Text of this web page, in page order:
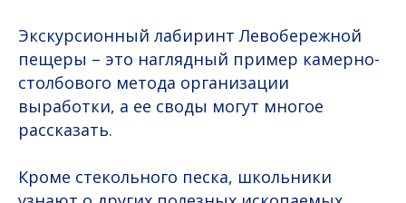
Экскурсионный лабиринт Левобережной
пещеры – это наглядный пример камерно-
столбового метода организации
выработки, а ее своды могут многое
рассказать.
Кроме стекольного песка, школьники